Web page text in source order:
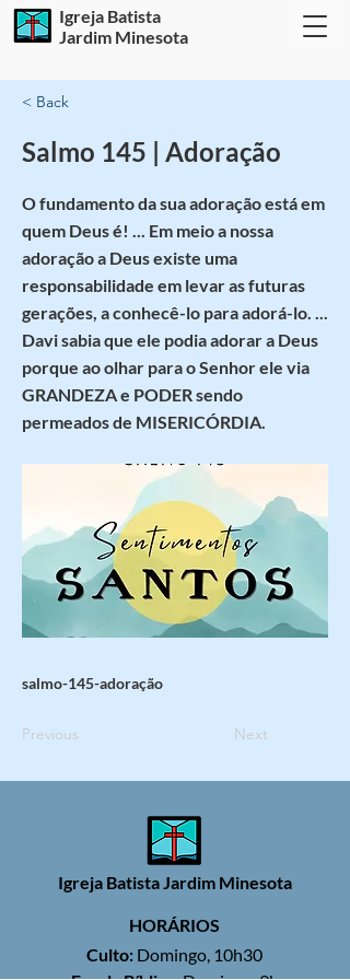
Igreja Batista
Jardim Minesota
< Back
Salmo 145 | Adoração
O fundamento da sua adoração está em
quem Deus é! ... Em meio a nossa
adoração a Deus existe uma
responsabilidade em levar as futuras
gerações, a conhecê-lo para adorá-lo. ...
Davi sabia que ele podia adorar a Deus
porque ao olhar para o Senhor ele via
GRANDEZA e PODER sendo
permeados de MISERICÓRDIA.
salmo-145-adoração
Previous Next
Igreja Batista Jardim Minesota
HORÁRIOS
Culto: Domingo, 10h30